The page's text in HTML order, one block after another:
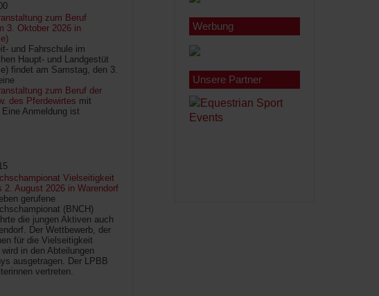
zum Beruf
3. Oktober 2026 in
und Fahrschule im
Haupt- und Landgestüt
findet am Samstag, den 3.
zum Beruf der
des Pferdewirtes mit
Anmeldung ist
Vielseitigkeit
2. August 2026 in Warendorf
gerufene
(BNCH)
die jungen Aktiven auch
Der Wettbewerb, der
für die Vielseitigkeit
in den Abteilungen
ausgetragen. Der LPBB
vertreten.
Werbung
Unsere Partner